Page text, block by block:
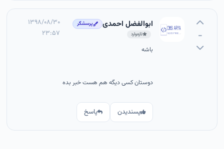
-
ابوالفضل احمدی پرسشگر
تازه‌وارد
۱۳۹۸/۰۸/۳۰
۲۳:۵۷
باشه
دوستان کسی دیگه هم هست خبر بده
پسندیدن پاسخ